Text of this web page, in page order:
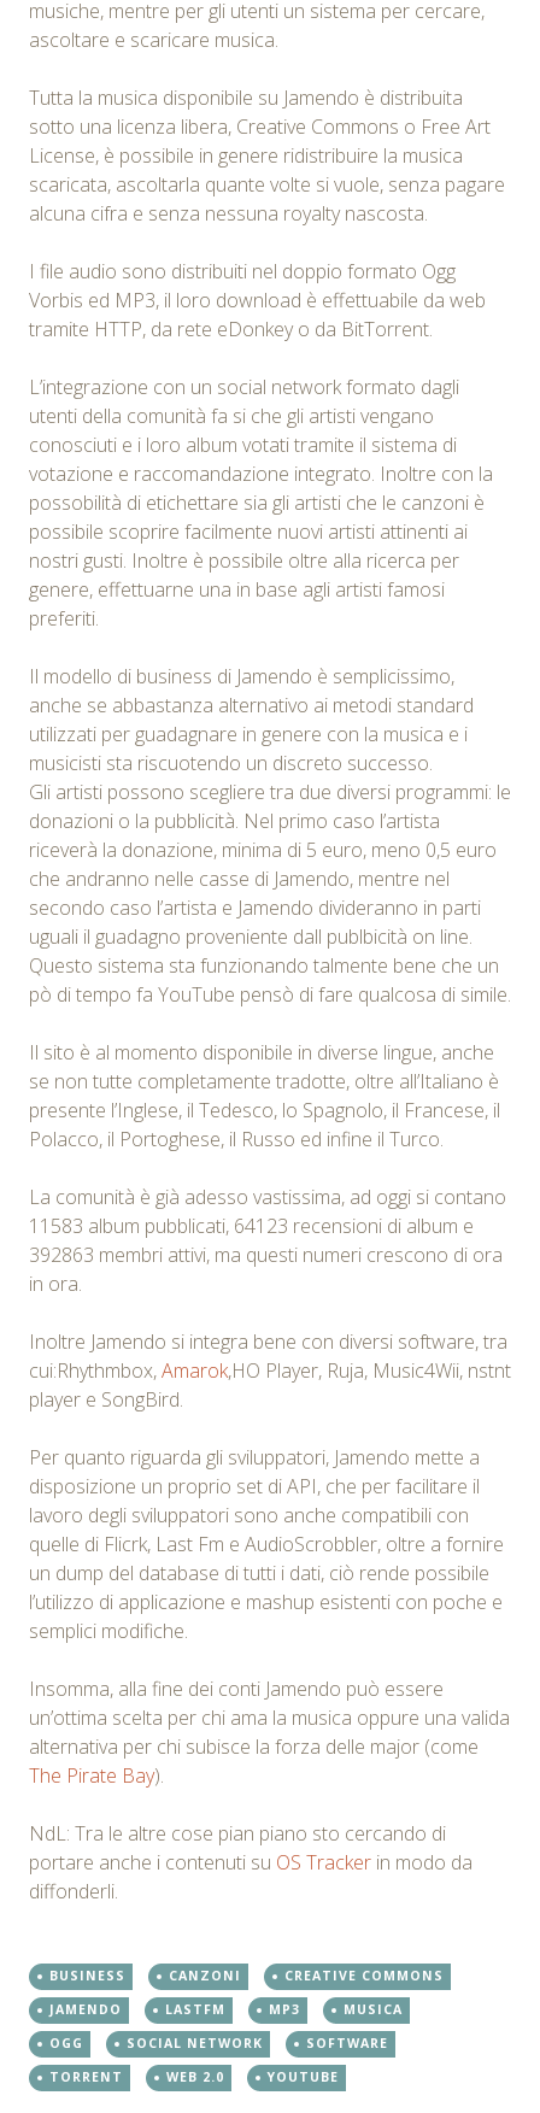
musiche, mentre per gli utenti un sistema per cercare,
ascoltare e scaricare musica.
Tutta la musica disponibile su Jamendo è distribuita
sotto una licenza libera, Creative Commons o Free Art
License, è possibile in genere ridistribuire la musica
scaricata, ascoltarla quante volte si vuole, senza pagare
alcuna cifra e senza nessuna royalty nascosta.
I file audio sono distribuiti nel doppio formato Ogg
Vorbis ed MP3, il loro download è effettuabile da web
tramite HTTP, da rete eDonkey o da BitTorrent.
L’integrazione con un social network formato dagli
utenti della comunità fa si che gli artisti vengano
conosciuti e i loro album votati tramite il sistema di
votazione e raccomandazione integrato. Inoltre con la
possobilità di etichettare sia gli artisti che le canzoni è
possibile scoprire facilmente nuovi artisti attinenti ai
nostri gusti. Inoltre è possibile oltre alla ricerca per
genere, effettuarne una in base agli artisti famosi
preferiti.
Il modello di business di Jamendo è semplicissimo,
anche se abbastanza alternativo ai metodi standard
utilizzati per guadagnare in genere con la musica e i
musicisti sta riscuotendo un discreto successo.
Gli artisti possono scegliere tra due diversi programmi: le
donazioni o la pubblicità. Nel primo caso l’artista
riceverà la donazione, minima di 5 euro, meno 0,5 euro
che andranno nelle casse di Jamendo, mentre nel
secondo caso l’artista e Jamendo divideranno in parti
uguali il guadagno proveniente dall publbicità on line.
Questo sistema sta funzionando talmente bene che un
pò di tempo fa YouTube pensò di fare qualcosa di simile.
Il sito è al momento disponibile in diverse lingue, anche
se non tutte completamente tradotte, oltre all’Italiano è
presente l’Inglese, il Tedesco, lo Spagnolo, il Francese, il
Polacco, il Portoghese, il Russo ed infine il Turco.
La comunità è già adesso vastissima, ad oggi si contano
11583 album pubblicati, 64123 recensioni di album e
392863 membri attivi, ma questi numeri crescono di ora
in ora.
Inoltre Jamendo si integra bene con diversi software, tra
cui:Rhythmbox,Amarok,HO Player, Ruja, Music4Wii, nstnt
player e SongBird.
Per quanto riguarda gli sviluppatori, Jamendo mette a
disposizione un proprio set di API, che per facilitare il
lavoro degli sviluppatori sono anche compatibili con
quelle di Flicrk, Last Fm e AudioScrobbler, oltre a fornire
un dump del database di tutti i dati, ciò rende possibile
l’utilizzo di applicazione e mashup esistenti con poche e
semplici modifiche.
Insomma, alla fine dei conti Jamendo può essere
un’ottima scelta per chi ama la musica oppure una valida
alternativa per chi subisce la forza delle major (come
The Pirate Bay).
NdL: Tra le altre cose pian piano sto cercando di
portare anche i contenuti su OS Tracker in modo da
diffonderli.
BUSINESS CANZONI
CREATIVE COMMONS
JAMENDO
LASTFM MP3
MUSICA
OGG
SOCIAL NETWORK
SOFTWARE
TORRENT
WEB 2.0 YOUTUBE